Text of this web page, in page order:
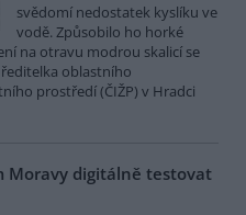
svědomí nedostatek kyslíku ve
vodě. Způsobilo ho horké
na otravu modrou skalicí se
oblastního
prostředí (ČIŽP) v Hradci
Moravy digitálně testovat